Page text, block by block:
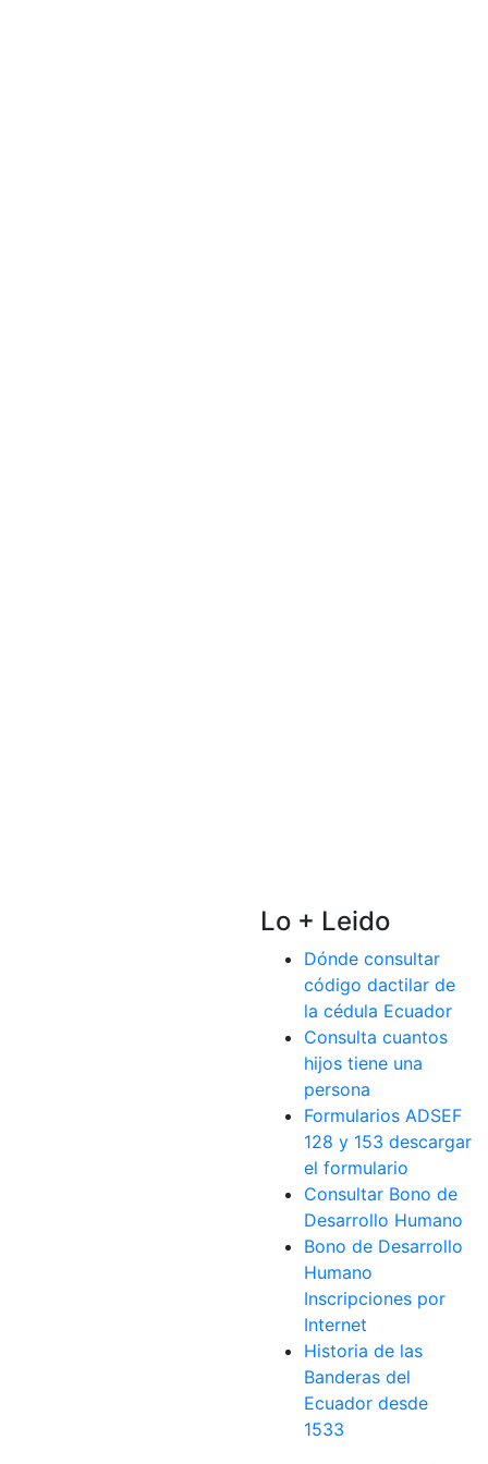
Lo + Leido
Dónde consultar
código dactilar de
la cédula Ecuador
Consulta cuantos
hijos tiene una
persona
Formularios ADSEF
128 y 153 descargar
el formulario
Consultar Bono de
Desarrollo Humano
Bono de Desarrollo
Humano
Inscripciones por
Internet
Historia de las
Banderas del
Ecuador desde
1533